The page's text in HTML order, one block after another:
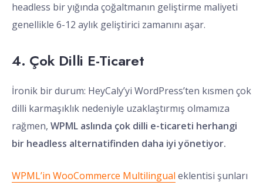
headless bir yığında çoğaltmanın geliştirme maliyeti
genellikle 6-12 aylık geliştirici zamanını aşar.
4. Çok Dilli E-Ticaret
İronik bir durum: HeyCaly’yi WordPress’ten kısmen çok
dilli karmaşıklık nedeniyle uzaklaştırmış olmamıza
rağmen, WPML aslında çok dilli e-ticareti herhangi
bir headless alternatifinden daha iyi yönetiyor.
WPML’in WooCommerce Multilingual eklentisi şunları